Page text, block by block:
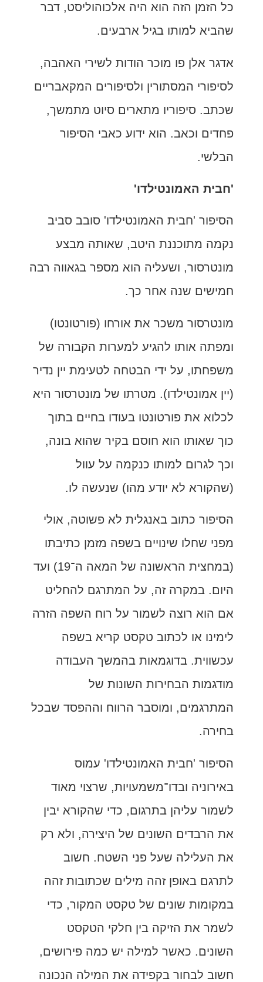
כל הזמן הזה הוא היה אלכוהוליסט, דבר
שהביא למותו בגיל ארבעים.
אדגר אלן פו מוכר הודות לשירי האהבה,
לסיפורי המסתורין ולסיפורים המקאבריים
שכתב. סיפוריו מתארים סיוט מתמשך,
פחדים וכאב. הוא ידוע כאבי הסיפור
הבלשי.
'חבית האמונטילדו'
הסיפור 'חבית האמונטילדו' סובב סביב
נקמה מתוכננת היטב, שאותה מבצע
מונטרסור, ושעליה הוא מספר בגאווה רבה
חמישים שנה אחר כך.
מונטרסור משכר את אורחו (פורטונטו)
ומפתה אותו להגיע למערות הקבורה של
משפחתו, על ידי הבטחה לטעימת יין נדיר
(יין אמונטילדו). מטרתו של מונטרסור היא
לכלוא את פורטונטו בעודו בחיים בתוך
כוך שאותו הוא חוסם בקיר שהוא בונה,
וכך לגרום למותו כנקמה על עוול
(שהקורא לא יודע מהו) שנעשה לו.
הסיפור כתוב באנגלית לא פשוטה, אולי
מפני שחלו שינויים בשפה מזמן כתיבתו
(במחצית הראשונה של המאה ה־19) ועד
היום. במקרה זה, על המתרגם להחליט
אם הוא רוצה לשמור על רוח השפה הזרה
לימינו או לכתוב טקסט קריא בשפה
עכשווית. בדוגמאות בהמשך העבודה
מודגמות הבחירות השונות של
המתרגמים, ומוסבר הרווח וההפסד שבכל
בחירה.
הסיפור 'חבית האמונטילדו' עמוס
באירוניה ובדו־משמעויות, שרצוי מאוד
לשמור עליהן בתרגום, כדי שהקורא יבין
את הרבדים השונים של היצירה, ולא רק
את העלילה שעל פני השטח. חשוב
לתרגם באופן זהה מילים שכתובות זהה
במקומות שונים של טקסט המקור, כדי
לשמר את הזיקה בין חלקי הטקסט
השונים. כאשר למילה יש כמה פירושים,
חשוב לבחור בקפידה את המילה הנכונה